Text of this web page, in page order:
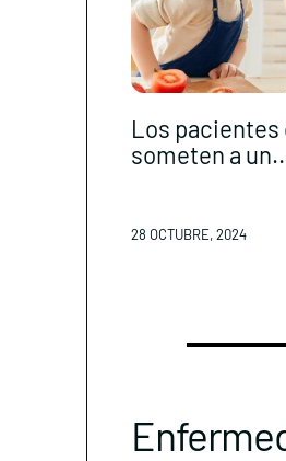
Los pacientes
someten a
28 OCTUBRE, 2024